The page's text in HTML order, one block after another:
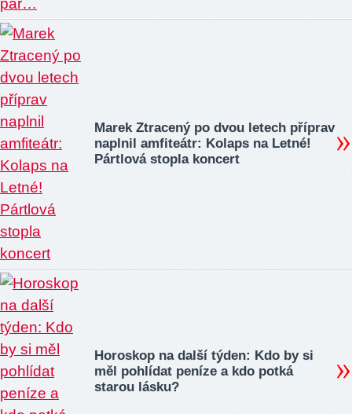
Marek Ztracený po dvou letech příprav
naplnil amfiteátr: Kolaps na Letné!
Pártlová stopla koncert
Horoskop na další týden: Kdo by si
měl pohlídat peníze a kdo potká
starou lásku?